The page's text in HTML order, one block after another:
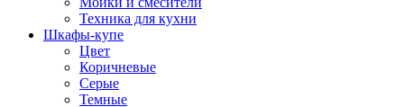
Техника для кухни
Шкафы-купе
Цвет
Коричневые
Серые
Темные